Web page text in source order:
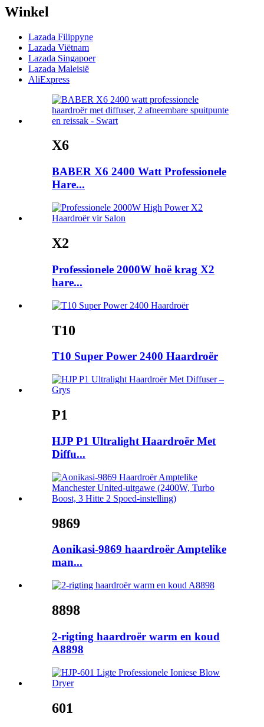
Winkel
Lazada Filippyne
Lazada Viëtnam
Lazada Singapoer
Lazada Maleisië
AliExpress
X6
BABER X6 2400 Watt Professionele
Hare...
X2
Professionele 2000W hoë krag X2
hare...
T10
T10 Super Power 2400 Haardroër
P1
HJP P1 Ultralight Haardroër Met
Diffu...
9869
Aonikasi-9869 haardroër Amptelike
man...
8898
2-rigting haardroër warm en koud
A8898
601